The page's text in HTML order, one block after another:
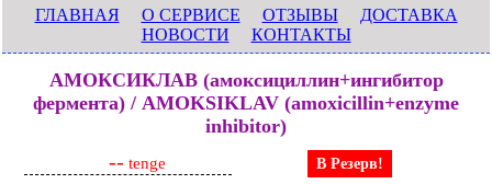
ГЛАВНАЯ О СЕРВИСЕ ОТЗЫВЫ
ДОСТАВКА
НОВОСТИ
КОНТАКТЫ
АМОКСИКЛАВ (амоксициллин+ингибитор
фермента) / AMOKSIKLAV (amoxicillin+enzyme
inhibitor)
-- tenge В Резерв!